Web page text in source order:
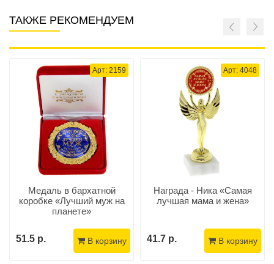
ТАКЖЕ РЕКОМЕНДУЕМ
Арт: 2159
Медаль в бархатной
коробке «Лучший муж на
планете»
51.5 р. В корзину
Арт: 4048
Награда - Ника «Самая
лучшая мама и жена»
41.7 р. В корзину